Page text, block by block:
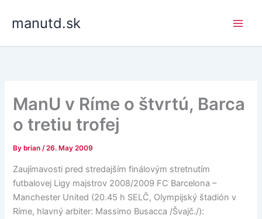
manutd.sk
ManU v Ríme o štvrtú, Barca
o tretiu trofej
By brian/26. May 2009
Zaujímavosti pred stredajším finálovým stretnutím
futbalovej Ligy majstrov 2008/2009 FC Barcelona –
Manchester United (20.45 h SELČ, Olympijský štadión v
Ríme, hlavný arbiter: Massimo Busacca /Švajč./):